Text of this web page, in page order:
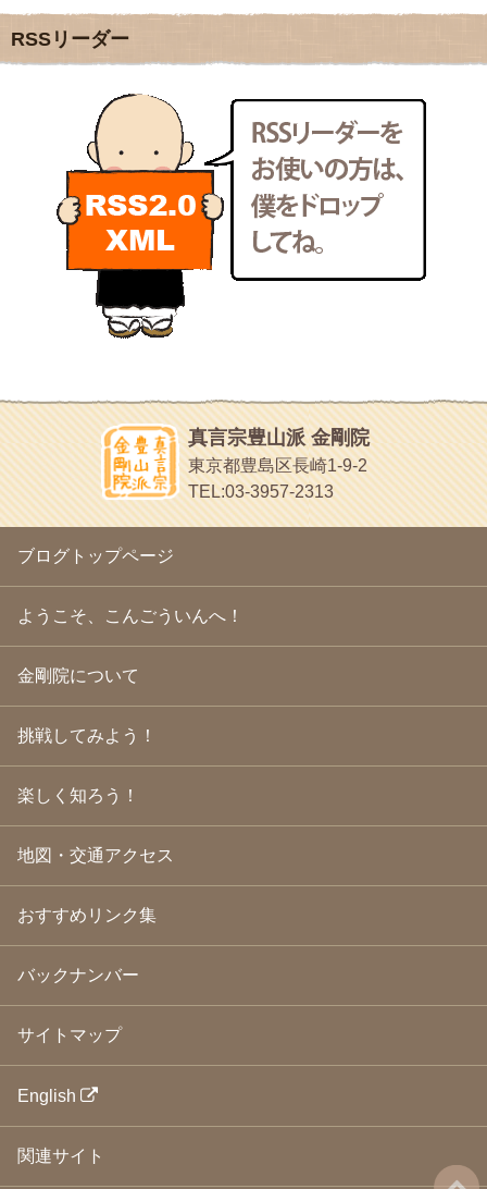
2011年10月(31)
2011年9月(24)
2011年8月(21)
2011年6月(13)
2011年5月
2011年4月
(17)
2011年3月(15)
2011年2月(22)
2011年1月(22)
2010年12月(21)
2010年11月
(14)
2010年9月(16)
(13)
2010年5月(22)
2010年4月(25)
2010年3月(22)
2010年2月
(23)
2010年1月(23)
2009年12月(18)
2009年10月(20)
2009年9月(20)
2009年8月 (18)
2009年7月
(21)
2009年6月(22)
2009年5月(20)
2009年2月(19)
2009年1月(25)
2008年12月 (22)
2008年9月(24)
2008年8月(24)
2008年7月
(23)
2008年6月(23)
2008年5月(21)
2008年4月(22)
2008年1月 (23)
2007年12月(26)
2007年11月
2007年10月
2007年9月(23)
2007年8月
地域のライターさんです
小豆島 圓満寺
新聞屋の道具箱
新聞社で使われる用語の解説など
makotoさんの御符内巡礼記
東京の巡礼記です
POLYHEDON
いろいろなことが書いてあるよ
bunchan
あちこち行って！
目白鍼灸院
日本人の繊細な体質にあわせた、やさしく気持ちよい鍼灸治療で
ほうげん日記
放言じゃなくて和尚さんの名前だよ
面白いサイトみつけたよ。
ヘェ～という感じ
chocolab.Air♪DIALY
ラブラドールのワンちゃんがかわいいよ
RSSリーダー
真言宗豊山派 金剛院
東京都豊島区長崎1-9-2
TEL:03-3957-2313
ブログトップページ
ようこそ、こんごういんへ！
金剛院について
挑戦してみよう！
楽しく知ろう！
地図・交通アクセス
おすすめリンク集
バックナンバー
サイトマップ
English
関連サイト